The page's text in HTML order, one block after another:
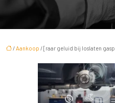
/Aankoop / [raar geluid bij loslaten